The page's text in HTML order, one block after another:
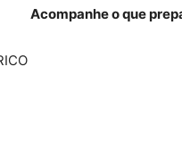
Acompanhe o que